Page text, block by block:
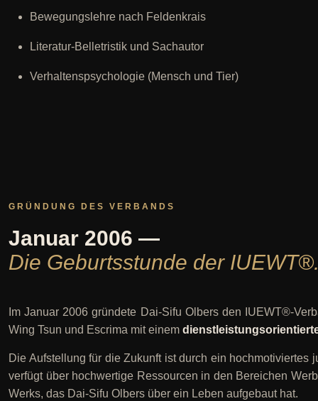
Bewegungslehre nach Feldenkrais
Literatur-Belletristik und Sachautor
Verhaltenspsychologie (Mensch und Tier)
GRÜNDUNG DES VERBANDS
Januar 2006 —
Die Geburtsstunde der
Im Januar 2006 gründete Dai-Sifu Olbers den IUEWT®-
Wing Tsun und Escrima mit einem
Die Aufstellung für die Zukunft ist durch ein
verfügt über hochwertige Ressourcen in den Bereichen
Werks, das Dai-Sifu Olbers über ein Leben aufgebaut hat.